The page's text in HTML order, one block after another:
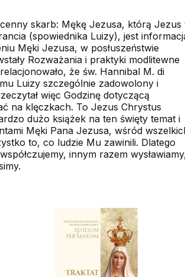
skarb: Mękę Jezusa, którą Jezus
(spowiednika Luizy), jest
Męki Jezusa, w posłuszeństwie
Rozważania i praktyki modlitewne
że św. Hannibal M. di
Luizy szczególnie zadowolony i
więc Godzinę dotyczącą
na klęczkach. To Jezus Chrystus
dużo książek na ten święty temat i
Męki Pana Jezusa, wśród
to, co ludzie Mu zawinili. Dlatego
innym razem